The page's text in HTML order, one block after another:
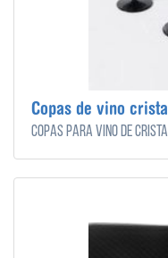
Copas de vino
Copas para vino de